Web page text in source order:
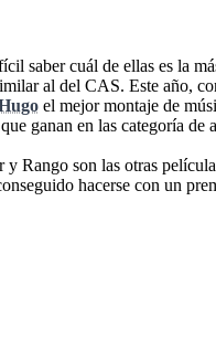
saber cuál de ellas es la
al del CAS. Este año,
el mejor montaje de
ganan en las categoría de
Rango son las otras
hacerse con un